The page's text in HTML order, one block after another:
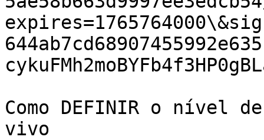
Como DEFINIR o nível de
vivo